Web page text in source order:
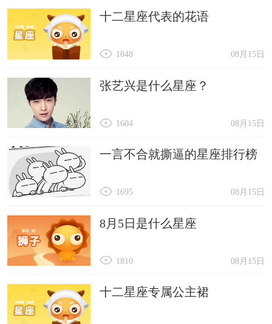
十二星座代表的花语
08月15日
1048
张艺兴是什么星座？
08月15日
1604
一言不合就撕逼的星座排行榜
08月15日
1695
8月5日是什么星座
08月15日
1810
十二星座专属公主裙